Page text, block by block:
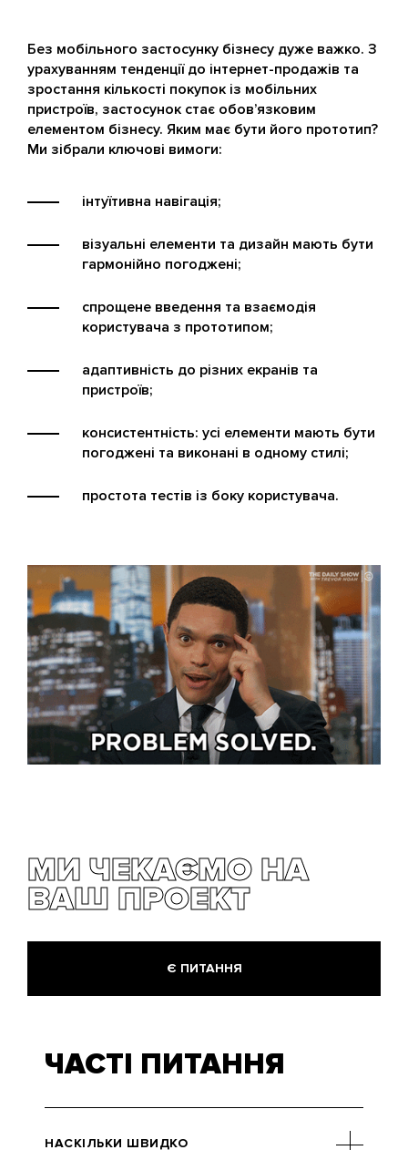
Без мобільного застосунку бізнесу дуже важко. З
урахуванням тенденції до інтернет-продажів та
зростання кількості покупок із мобільних
пристроїв, застосунок стає обов’язковим
елементом бізнесу. Яким має бути його прототип?
Ми зібрали ключові вимоги:
інтуїтивна навігація;
візуальні елементи та дизайн мають бути
гармонійно погоджені;
спрощене введення та взаємодія
користувача з прототипом;
адаптивність до різних екранів та
пристроїв;
консистентність: усі елементи мають бути
погоджені та виконані в одному стилі;
простота тестів із боку користувача.
МИ ЧЕКАЄМО НА
ВАШ ПРОЕКТ
Є ПИТАННЯ
ЧАСТІ ПИТАННЯ
НАСКІЛЬКИ ШВИДКО